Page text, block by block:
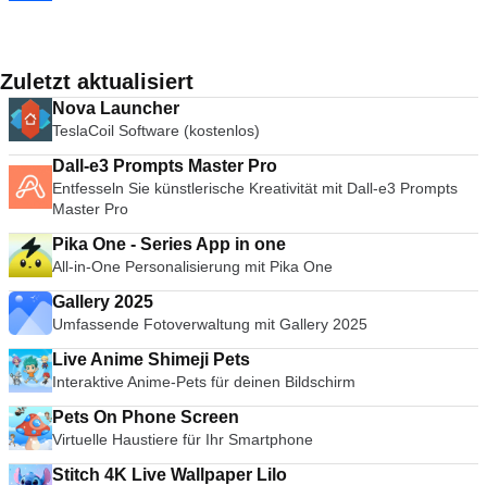
Zuletzt aktualisiert
Nova Launcher
TeslaCoil Software (kostenlos)
Dall-e3 Prompts Master Pro
Entfesseln Sie künstlerische Kreativität mit Dall-e3 Prompts
Master Pro
Pika One - Series App in one
All-in-One Personalisierung mit Pika One
Gallery 2025
Umfassende Fotoverwaltung mit Gallery 2025
Live Anime Shimeji Pets
Interaktive Anime-Pets für deinen Bildschirm
Pets On Phone Screen
Virtuelle Haustiere für Ihr Smartphone
Stitch 4K Live Wallpaper Lilo